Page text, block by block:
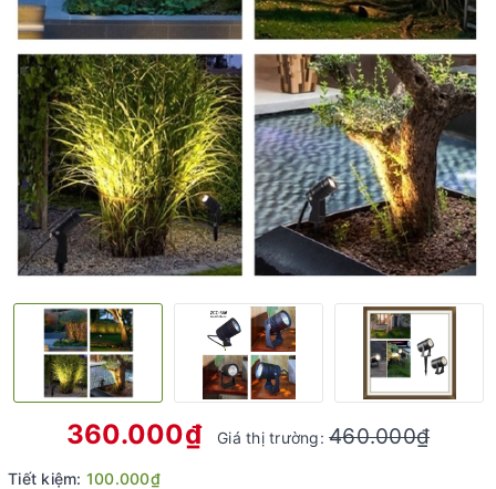
360.000₫ Giá thị trường:460.000₫
Tiết kiệm: 100.000₫